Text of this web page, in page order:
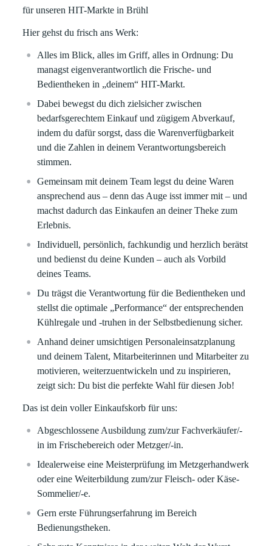
für unseren HIT-Markte inBrühl
Hier gehst du frisch ans Werk:
Alles im Blick, alles im Griff, alles in Ordnung: Du
managst eigenverantwortlich die Frische- und
Bedientheken in „deinem“ HIT-Markt.
Dabei bewegst du dich zielsicher zwischen
bedarfsgerechtem Einkauf und zügigem Abverkauf,
indem du dafür sorgst, dass die Warenverfügbarkeit
und die Zahlen in deinem Verantwortungsbereich
stimmen.
Gemeinsam mit deinem Team legst du deine Waren
ansprechend aus – denn das Auge isst immer mit – und
machst dadurch das Einkaufen an deiner Theke zum
Erlebnis.
Individuell, persönlich, fachkundig und herzlich berätst
und bedienst du deine Kunden – auch als Vorbild
deines Teams.
Du trägst die Verantwortung für die Bedientheken und
stellst die optimale „Performance“ der entsprechenden
Kühlregale und -truhen in der Selbstbedienung sicher.
Anhand deiner umsichtigen Personaleinsatzplanung
und deinem Talent, Mitarbeiterinnen und Mitarbeiter zu
motivieren, weiterzuentwickeln und zu inspirieren,
zeigt sich: Du bist die perfekte Wahl für diesen Job!
Das ist dein voller Einkaufskorb für uns:
Abgeschlossene Ausbildung zum/zur Fachverkäufer/-
in im Frischebereich oder Metzger/-in.
Idealerweise eine Meisterprüfung im Metzgerhandwerk
oder eine Weiterbildung zum/zur Fleisch- oder Käse-
Sommelier/-e.
Gern erste Führungserfahrung im Bereich
Bedienungstheken.